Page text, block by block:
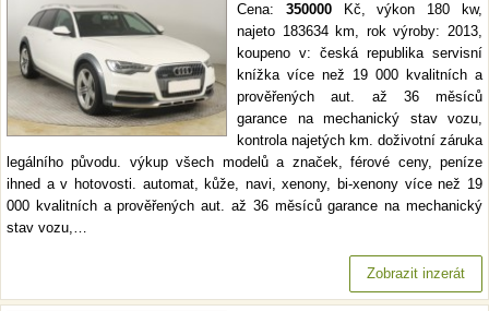
Cena: 350000Kč, výkon 180 kw,
najeto 183634 km, rok výroby: 2013,
koupeno v: česká republika servisní
knížka více než 19 000 kvalitních a
prověřených aut. až 36 měsíců
garance na mechanický stav vozu,
kontrola najetých km. doživotní záruka
legálního původu. výkup všech modelů a značek, férové ceny, peníze
ihned a v hotovosti. automat, kůže, navi, xenony, bi-xenony více než 19
000 kvalitních a prověřených aut. až 36 měsíců garance na mechanický
stav vozu,…
Zobrazit inzerát